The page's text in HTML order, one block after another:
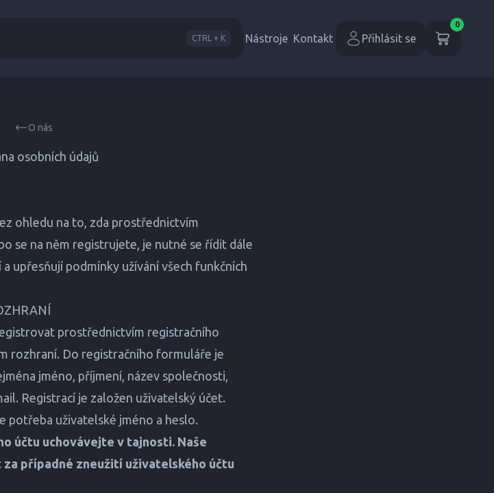
CTRL + K Nástroje Kontakt Přihlásit se
0
O nás
osobních údajů
ohledu na to, zda prostřednictvím
se na něm registrujete, je nutné se řídit dále
upřesňují podmínky užívání všech funkčních
prostřednictvím registračního
rozhraní. Do registračního formuláře je
jméno, příjmení, název společnosti,
Registrací je založen uživatelský účet.
potřeba uživatelské jméno a heslo.
účtu uchovávejte v tajnosti. Naše
případné zneužití uživatelského účtu